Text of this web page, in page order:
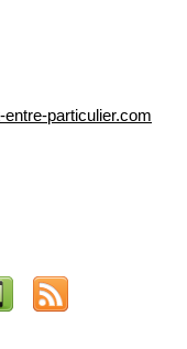
entre-particulier.com